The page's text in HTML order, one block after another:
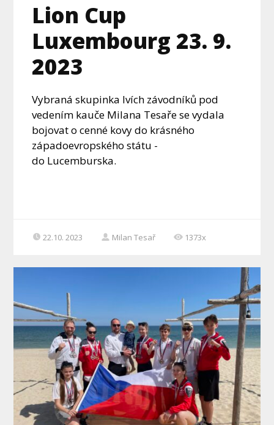
Lion Cup
Luxembourg 23. 9.
2023
Vybraná skupinka lvích závodníků pod
vedením kauče Milana Tesaře se vydala
bojovat o cenné kovy do krásného
západoevropského státu -
do Lucemburska.
22.10. 2023 Milan Tesař 1373x